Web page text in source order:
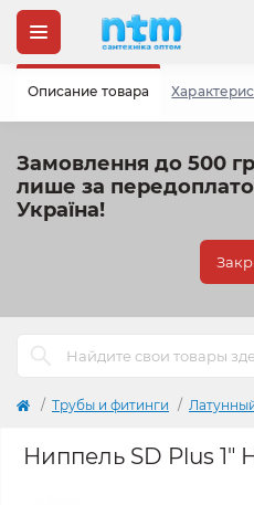
Замовлення до 500
лише за
Україна!
Трубы и фитинги
Ниппель SD Plus 1"
Описание товара